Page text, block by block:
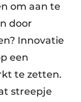
om aan te
door
Innovatie
een
te zetten.
streepje